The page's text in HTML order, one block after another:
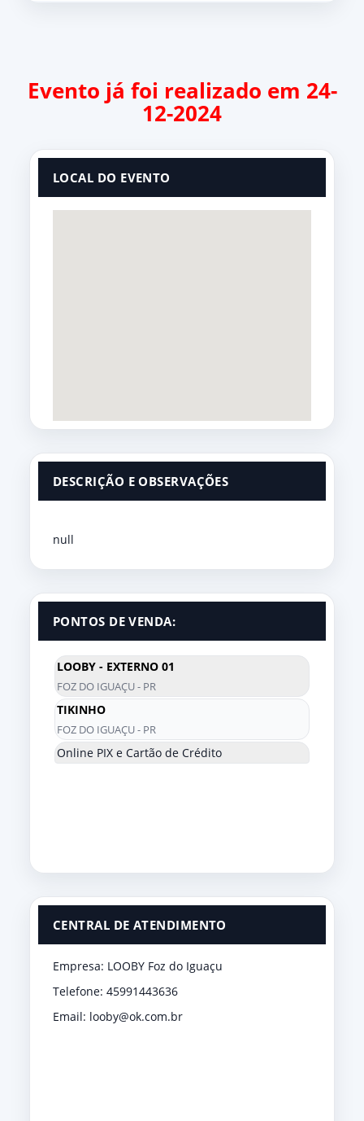
Evento já foi realizado em 24-
12-2024
LOCAL DO EVENTO
DESCRIÇÃO E OBSERVAÇÕES
null
PONTOS DE VENDA:
LOOBY - EXTERNO 01
FOZ DO IGUAÇU - PR
TIKINHO
FOZ DO IGUAÇU - PR
Online PIX e Cartão de Crédito
CENTRAL DE ATENDIMENTO
Empresa: LOOBY Foz do Iguaçu
Telefone: 45991443636
Email: looby@ok.com.br